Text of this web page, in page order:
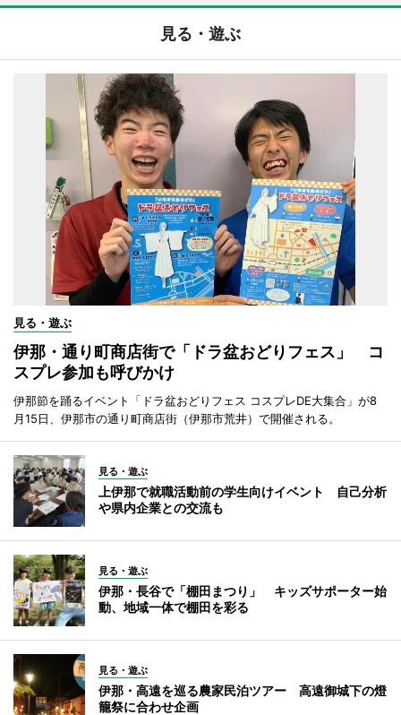
見る・遊ぶ
見る・遊ぶ
伊那・通り町商店街で「ドラ盆おどりフェス」 コ
スプレ参加も呼びかけ
伊那節を踊るイベント「ドラ盆おどりフェス コスプレDE大集合」が8
月15日、伊那市の通り町商店街（伊那市荒井）で開催される。
見る・遊ぶ
上伊那で就職活動前の学生向けイベント 自己分析
や県内企業との交流も
見る・遊ぶ
伊那・長谷で「棚田まつり」 キッズサポーター始
動、地域一体で棚田を彩る
見る・遊ぶ
伊那・高遠を巡る農家民泊ツアー 高遠御城下の燈
籠祭に合わせ企画